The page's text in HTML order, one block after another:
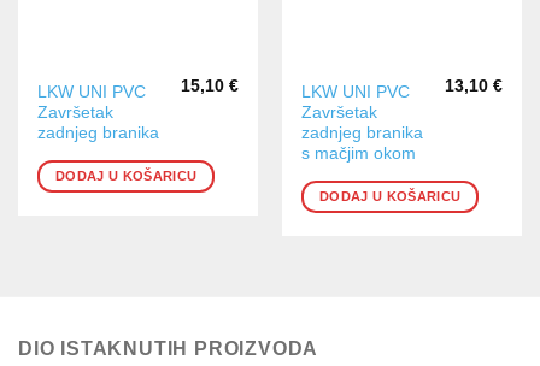
LKW UNI PVC
Završetak
zadnjeg branika
15,10 €
DODAJ U KOŠARICU
LKW UNI PVC
Završetak
zadnjeg branika
s mačjim okom
13,10 €
DODAJ U KOŠARICU
DIO ISTAKNUTIH PROIZVODA